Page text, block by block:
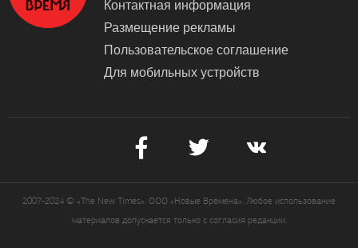
Контактная информация
Размещение рекламы
Пользовательское соглашение
Для мобильных устройств
2007-2024 © «The New Times». ООО «Новые Времена». Любое использование
материалов допускается только с согласия редакции.